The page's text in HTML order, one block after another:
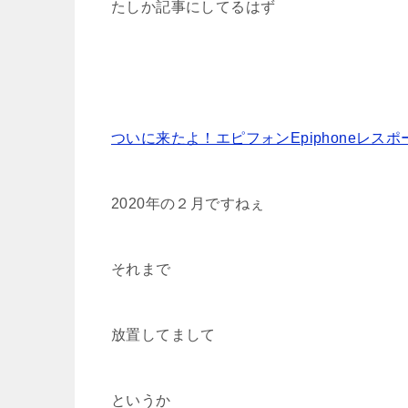
たしか記事にしてるはず
ついに来たよ！エピフォンEpiphoneレスポ
2020年の２月ですねぇ
それまで
放置してまして
というか